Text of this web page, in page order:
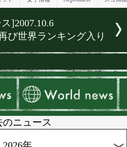
4月のニュース
ダイエット 女子情報
ース]2007.10.6
、再び世界ランキング